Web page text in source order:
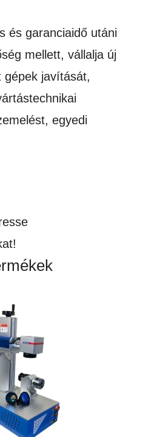
és garanciaidő utáni
mellett, vállalja új
gépek javítását,
egyedi